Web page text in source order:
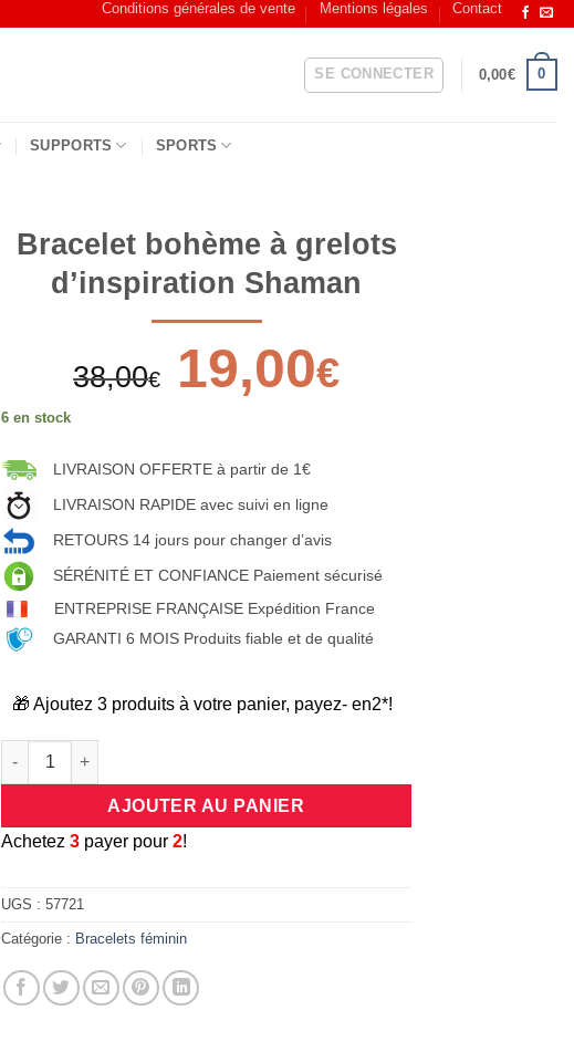
Conditions générales de vente Mentions légales Contact
SE CONNECTER 0,00€ 0
SUPPORTS SPORTS
Bracelet bohème à grelots
d’inspiration Shaman
38,00€
Le
prix
initial
38,00€.
19,00€prix
6 en stock
LIVRAISON OFFERTE à partir de 1€
LIVRAISON RAPIDE avec suivi en ligne
RETOURS 14 jours pour changer d’avis
SÉRÉNITÉ ET CONFIANCE Paiement sécurisé
ENTREPRISE FRANÇAISE Expédition France
GARANTI 6 MOIS Produits fiable et de qualité
🎁 Ajoutez 3 produits à votre panier, payez- en2*!
quantité de Bracelet bohème à grelots d'inspiration Shaman
AJOUTER AU PANIER
Achetez3 payer pour2!
UGS :57721
Catégorie : Bracelets féminin